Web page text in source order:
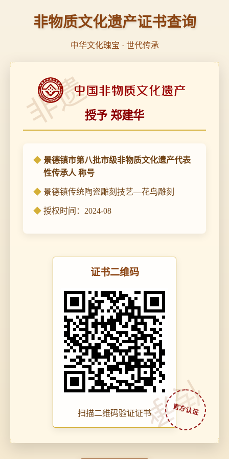
非物质文化遗产证书查询
中华文化瑰宝 · 世代传承
非遗
传承
授予 郑建华
景德镇市第八批市级非物质文化遗产代表
性传承人 称号
景德镇传统陶瓷雕刻技艺—花鸟雕刻
授权时间：2024-08
证书二维码
扫描二维码验证证书